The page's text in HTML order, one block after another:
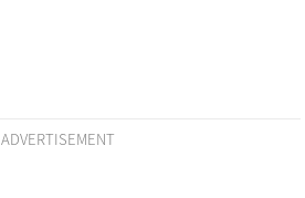
ADVERTISEMENT